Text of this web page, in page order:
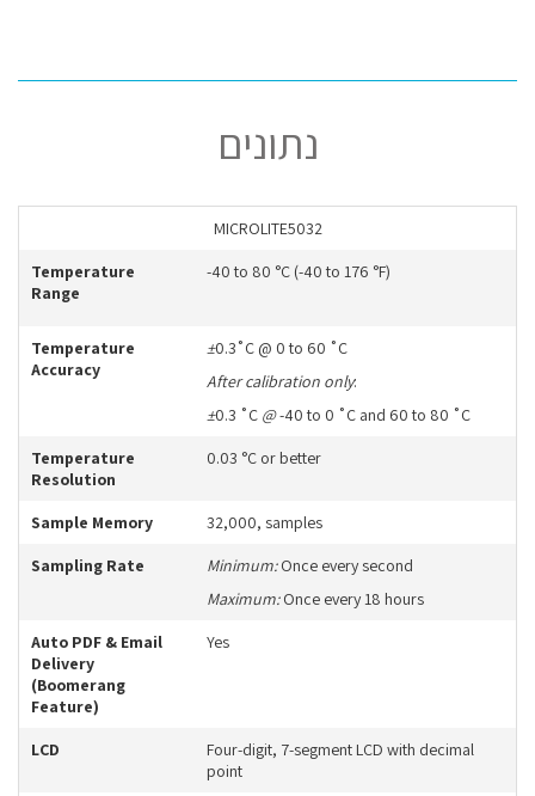
נתונים
MICROLITE5032
Temperature
Range
-40 to 80 °C (-40 to 176 °F)
Temperature
Accuracy
±0.3˚C @ 0 to 60 ˚C
After calibration only:
±0.3 ˚C @-40 to 0 ˚C and 60 to 80 ˚C
Temperature
Resolution
0.03 °C or better
Sample Memory
32,000, samples
Sampling Rate
Minimum:Once every second
Maximum:Once every 18 hours
Auto PDF & Email
Delivery
(Boomerang
Feature)
Yes
LCD
Four-digit, 7-segment LCD with decimal
point